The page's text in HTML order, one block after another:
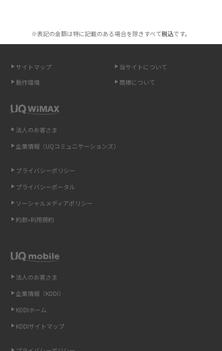
介
ポケット型Wi-Fi（モバイルWi-Fi）とは？おススメする方の特徴や選び方を
点も解説
ギガバイト（GB）とは？1GBの目安やギガが足りない時の対処法を紹介
Wi-Fi 6とは？Wi-Fi 5との違いやメリットと注意点、規格の種類も解説
光ファイバーとは？仕組みやメリット・デメリットを初心者向けにわかり
やすく解説
ストリーミング再生とは？ダウンロードとの違いやメリット・デメリット
※表記の金額は特に記載のある場合を除きすべて税込です。
サイトマップ
当サイトについて
動作環境
商標について
法人のお客さま
企業情報（KDDI）
KDDIホーム
KDDIサイトマップ
法人のお客さま
企業情報（UQコミュニケーションズ）
プライバシーポリシー
プライバシーポータル
ソーシャルメディアポリシー
約款•利用規約